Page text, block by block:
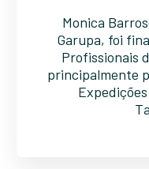
Monica
Garupa, foi
Profissionais
principalmente